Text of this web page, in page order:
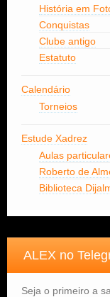
História em
Conquistas
Clube antigo
Estatuto
Calendário
Torneios
Estude Xadrez
Aulas
Roberto de
Biblioteca
ALEX no
Seja o primeiro a